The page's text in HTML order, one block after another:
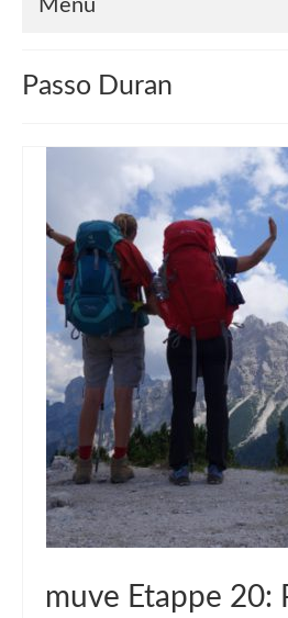
Menü
muveLIVELY
muveBOLDLY
muveFAR
Passo Duran
muve Etappe 20: